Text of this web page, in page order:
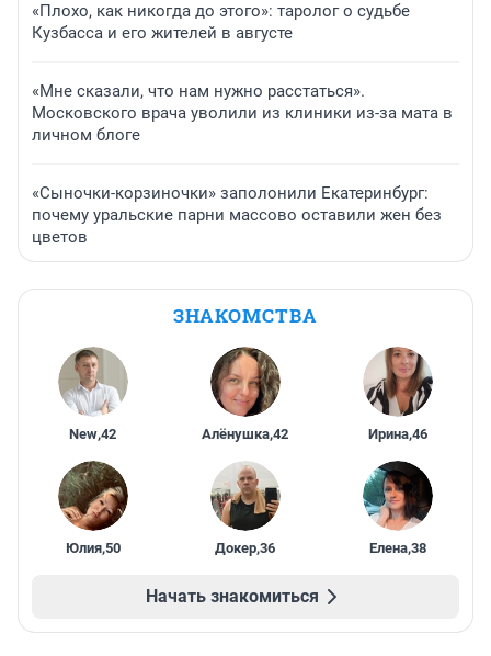
«Плохо, как никогда до этого»: таролог о судьбе
Кузбасса и его жителей в августе
«Мне сказали, что нам нужно расстаться».
Московского врача уволили из клиники из-за мата в
личном блоге
«Сыночки-корзиночки» заполонили Екатеринбург:
почему уральские парни массово оставили жен без
цветов
ЗНАКОМСТВА
New,42 Алёнушка,42 Ирина,46
Юлия,50 Докер,36 Елена,38
Начать знакомиться